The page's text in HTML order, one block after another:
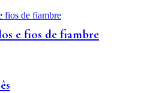
e fios de fiambre